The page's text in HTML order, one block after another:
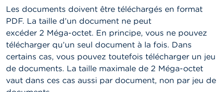
C
o
n
t
a
c
t
R
Les documents doivent être téléchargés en format
PDF. La taille d’un document ne peut
excéder 2 Méga-octet. En principe, vous ne pouvez
télécharger qu’un seul document à la fois. Dans
certains cas, vous pouvez toutefois télécharger un jeu
de documents. La taille maximale de 2 Méga-octet
vaut dans ces cas aussi par document, non par jeu de